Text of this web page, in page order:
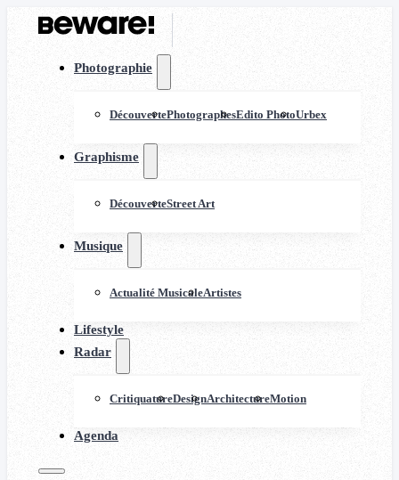
Photographie
DécouvertePhotographesEdito PhotoUrbex
Graphisme
DécouverteStreet Art
Musique
Actualité MusicaleArtistes
Lifestyle
Radar
CritiquatureDesignArchitectureMotion
Agenda